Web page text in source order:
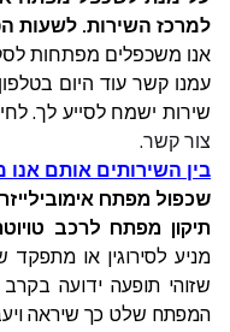
למרכז השירות.לשעות
אנו משכפלים מפתחות
עמנו קשר עוד היום
שירות ישמח לסייע לך.
צור קשר.
בין השירותים אותם אנו
שכפול מפתח
תיקון מפתח לרכב
מניע לסירוגין או
שזוהי תופעה ידועה
המפתח שלט כך שיראה